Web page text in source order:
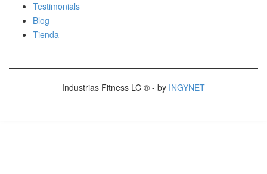
Testimonials
Blog
Tienda
Industrias Fitness LC ® - by INGYNET